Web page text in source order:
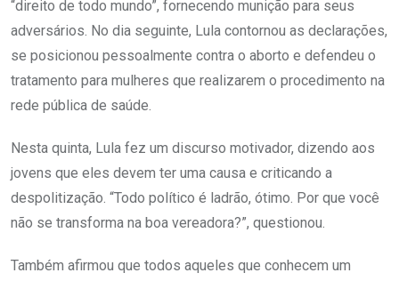
“direito de todo mundo”, fornecendo munição para seus
adversários. No dia seguinte, Lula contornou as declarações,
se posicionou pessoalmente contra o aborto e defendeu o
tratamento para mulheres que realizarem o procedimento na
rede pública de saúde.
Nesta quinta, Lula fez um discurso motivador, dizendo aos
jovens que eles devem ter uma causa e criticando a
despolitização. “Todo político é ladrão, ótimo. Por que você
não se transforma na boa vereadora?”, questionou.
Também afirmou que todos aqueles que conhecem um